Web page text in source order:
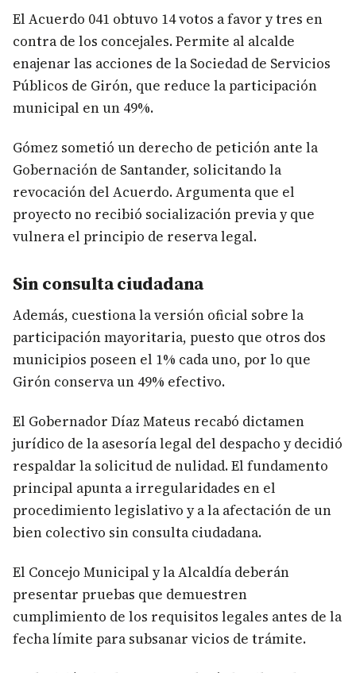
El Acuerdo 041 obtuvo 14 votos a favor y tres en
contra de los concejales. Permite al alcalde
enajenar las acciones de la Sociedad de Servicios
Públicos de Girón, que reduce la participación
municipal en un 49%.
Gómez sometió un derecho de petición ante la
Gobernación de Santander, solicitando la
revocación del Acuerdo. Argumenta que el
proyecto no recibió socialización previa y que
vulnera el principio de reserva legal.
Sin consulta ciudadana
Además, cuestiona la versión oficial sobre la
participación mayoritaria, puesto que otros dos
municipios poseen el 1% cada uno, por lo que
Girón conserva un 49% efectivo.
El Gobernador Díaz Mateus recabó dictamen
jurídico de la asesoría legal del despacho y decidió
respaldar la solicitud de nulidad. El fundamento
principal apunta a irregularidades en el
procedimiento legislativo y a la afectación de un
bien colectivo sin consulta ciudadana.
El Concejo Municipal y la Alcaldía deberán
presentar pruebas que demuestren
cumplimiento de los requisitos legales antes de la
fecha límite para subsanar vicios de trámite.